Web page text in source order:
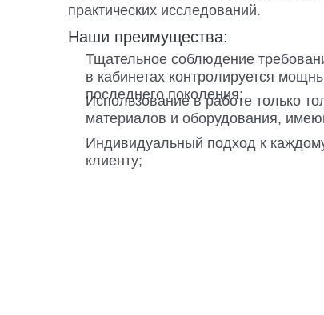
практических исследований.
Тщательное соблюдение
в кабинетах контролируется
последнего поколения;
Наши преимущества:
Использование в работе только
материалов и оборудования,
Индивидуальный подход к
клиенту;